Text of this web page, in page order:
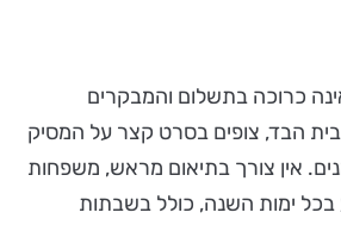
כרוכה בתשלום והמבקרים
הבד, צופים בסרט קצר על המסיק
אין צורך בתיאום מראש, משפחות
בכל ימות השנה, כולל בשבתות